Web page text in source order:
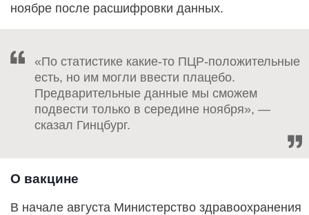
ноябре после расшифровки данных.
«По статистике какие-то ПЦР-положительные
есть, но им могли ввести плацебо.
Предварительные данные мы сможем
подвести только в середине ноября», —
сказал Гинцбург.
О вакцине
В начале августа Министерство здравоохранения